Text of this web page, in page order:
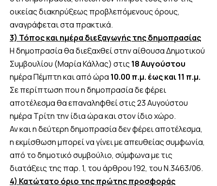
οικείας διακηρύξεως προβλεπόμενους όρους,
αναγράφεται στα πρακτικά.
3) Τόπος και ημέρα διεξαγωγής της δημοπρασίας
Η δημοπρασία θα διεξαχθεί στην αίθουσα Δημοτικού
Συμβουλίου (Μαρία Κάλλας) στις 18 Αυγούστου
ημέρα Πέμπτη και από ώρα 10.00 π.μ. έως και 11 π.μ.
Σε περίπτωση που η δημοπρασία δε φέρει
αποτέλεσμα θα επαναληφθεί στις 23 Αυγούστου
ημέρα Τρίτη την ίδια ώρα και στον ίδιο χώρο.
Αν και η δεύτερη δημοπρασία δεν φέρει αποτέλεσμα,
η εκμίσθωση μπορεί να γίνει με απευθείας συμφωνία,
από το δημοτικό συμβούλιο, σύμφωνα με τις
διατάξεις της παρ. 1, του άρθρoυ 192, του Ν.3463/06.
4) Κατώτατο όριο της πρώτης προσφοράς